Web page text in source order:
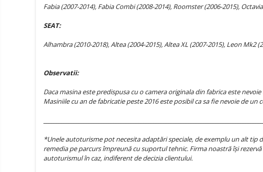
Fabia (2007-2014), Fabia Combi (2008-2014), Roomster (2006-2015),
SEAT:
Alhambra (2010-2018), Altea (2004-2015), Altea XL (2007-2015), Leon Mk2
Observatii:
Daca masina este predispusa cu o camera originala din fabrica este
Masiniile cu an de fabricatie peste 2016 este posibil ca sa fie nevoie de
*Unele autoturisme pot necesita adaptări speciale, de exemplu un alt tip
remedia pe parcurs împreună cu suportul tehnic. Firma noastră își
autoturismul în caz, indiferent de decizia clientului.